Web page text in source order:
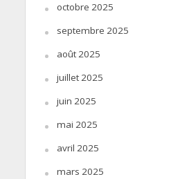
octobre 2025
septembre 2025
août 2025
juillet 2025
juin 2025
mai 2025
avril 2025
mars 2025